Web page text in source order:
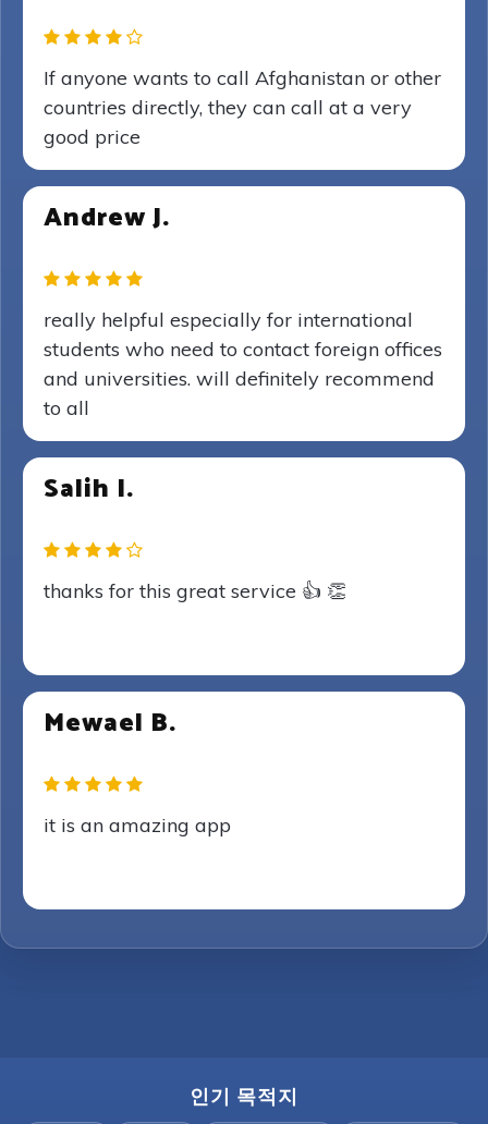
If anyone wants to call Afghanistan or other
countries directly, they can call at a very
good price
Andrew J.
really helpful especially for international
students who need to contact foreign offices
and universities. will definitely recommend
to all
Salih I.
thanks for this great service 👍 👏
Mewael B.
it is an amazing app
인기 목적지